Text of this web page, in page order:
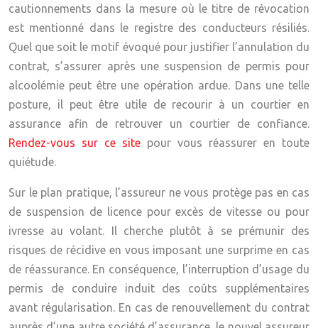
cautionnements dans la mesure où le titre de révocation
est mentionné dans le registre des conducteurs résiliés.
Quel que soit le motif évoqué pour justifier l’annulation du
contrat, s’assurer après une suspension de permis pour
alcoolémie peut être une opération ardue. Dans une telle
posture, il peut être utile de recourir à un courtier en
assurance afin de retrouver un courtier de confiance.
Rendez-vous sur ce site pour vous réassurer en toute
quiétude.
Sur le plan pratique, l’assureur ne vous protège pas en cas
de suspension de licence pour excès de vitesse ou pour
ivresse au volant. Il cherche plutôt à se prémunir des
risques de récidive en vous imposant une surprime en cas
de réassurance. En conséquence, l’interruption d’usage du
permis de conduire induit des coûts supplémentaires
avant régularisation. En cas de renouvellement du contrat